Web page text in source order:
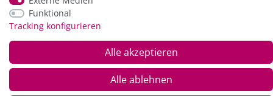
und Versandkosten
Funktional
Tracking konfigurieren
Alle akzeptieren
Alle ablehnen
© Copyright 2026 Alle Rechte vorbehalten. |webshop by